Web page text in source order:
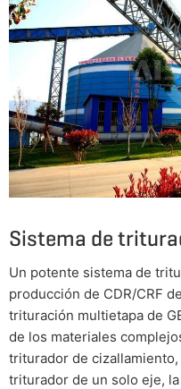
Sistema de
Un potente sistema de
producción de CDR/CRF
trituración multietapa de
de los materiales
triturador de
triturador de un solo eje,